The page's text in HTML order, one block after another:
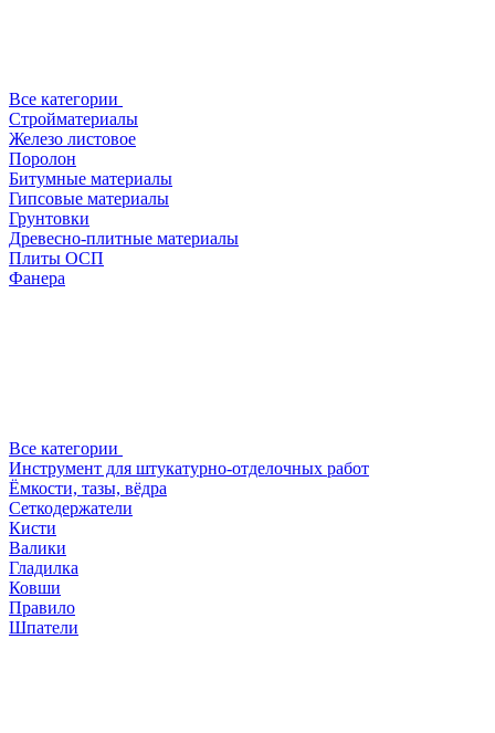
Все категории
Стройматериалы
Железо листовое
Поролон
Битумные материалы
Гипсовые материалы
Грунтовки
Древесно-плитные материалы
Плиты ОСП
Фанера
Все категории
Инструмент для штукатурно-отделочных работ
Ёмкости, тазы, вёдра
Сеткодержатели
Кисти
Валики
Гладилка
Ковши
Правило
Шпатели